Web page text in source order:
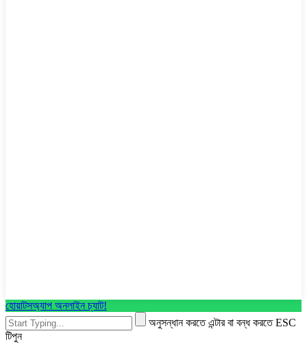
হোয়াটসঅ্যাপ অনলাইন চ্যাট!
অনুসন্ধান করতে এন্টার বা বন্ধ করতে ESC
টিপুন